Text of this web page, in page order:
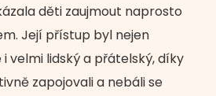
děti zaujmout naprosto
Její přístup byl nejen
velmi lidský a přátelský, díky
zapojovali a nebáli se